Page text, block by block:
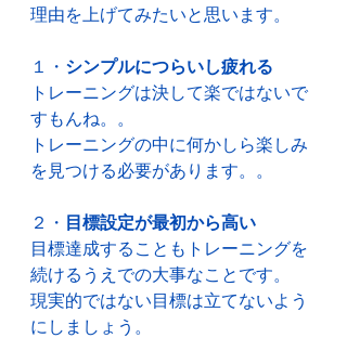
理由を上げてみたいと思います。
１・ シンプルにつらいし疲れる
トレーニングは決して楽ではないで
すもんね。。
トレーニングの中に何かしら楽しみ
を見つける必要があります。。
２・ 目標設定が最初から高い
目標達成することもトレーニングを
続けるうえでの大事なことです。
現実的ではない目標は立てないよう
にしましょう。